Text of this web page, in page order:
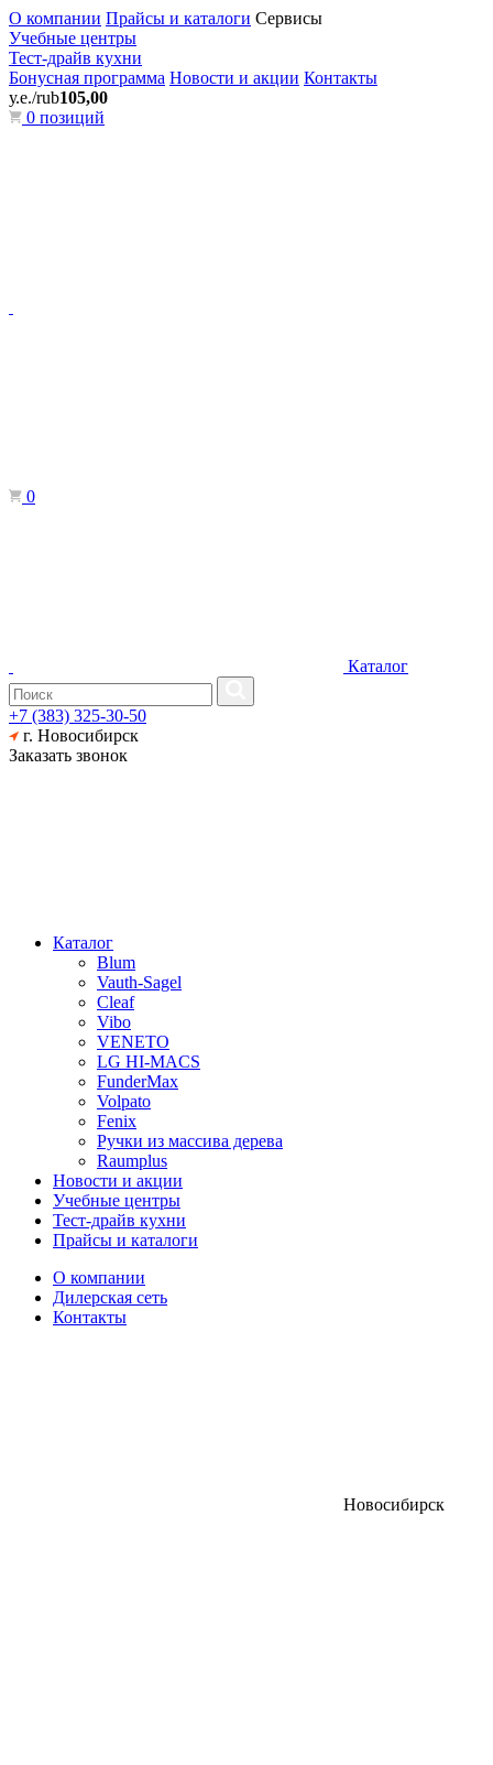
О компании Прайсы и каталоги Сервисы
Учебные центры
Тест-драйв кухни
Бонусная программа Новости и акции Контакты
у.е./rub105,00
0 позиций
0
Каталог
+7 (383) 325-30-50
г. Новосибирск
Заказать звонок
Каталог
Blum
Vauth-Sagel
Cleaf
Vibo
VENETO
LG HI-MACS
FunderMax
Volpato
Fenix
Ручки из массива дерева
Raumplus
Новости и акции
Учебные центры
Тест-драйв кухни
Прайсы и каталоги
О компании
Дилерская сеть
Контакты
Новосибирск